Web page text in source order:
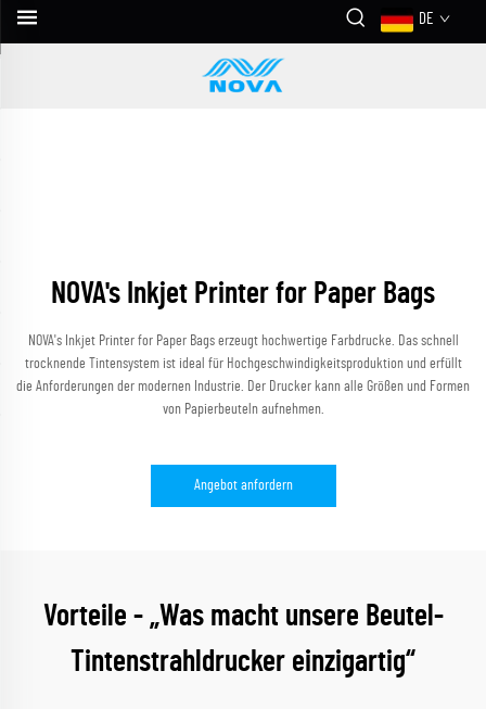
DE
NOVA's Inkjet Printer for Paper Bags
NOVA's Inkjet Printer for Paper Bags erzeugt hochwertige Farbdrucke. Das schnell
trocknende Tintensystem ist ideal für Hochgeschwindigkeitsproduktion und erfüllt
die Anforderungen der modernen Industrie. Der Drucker kann alle Größen und Formen
von Papierbeuteln aufnehmen.
Angebot anfordern
Vorteile - „Was macht unsere Beutel-
Tintenstrahldrucker einzigartig“